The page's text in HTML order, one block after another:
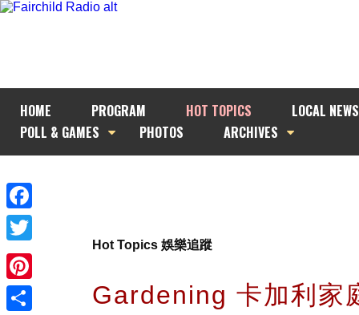
HOME PROGRAM HOT TOPICS
LOCAL NEWS
POLL & GAMES
PHOTOS ARCHIVES
Facebook
Twitter
Pinterest
Hot Topics 娛樂追蹤
Gardening 卡加利家